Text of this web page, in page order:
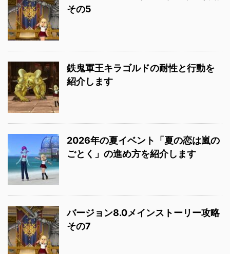
その5
鉄鬼軍王キラゴルドの耐性と行動を
紹介します
2026年の夏イベント「夏の恋は嵐の
ごとく」の進め方を紹介します
バージョン8.0メインストーリー攻略
その7